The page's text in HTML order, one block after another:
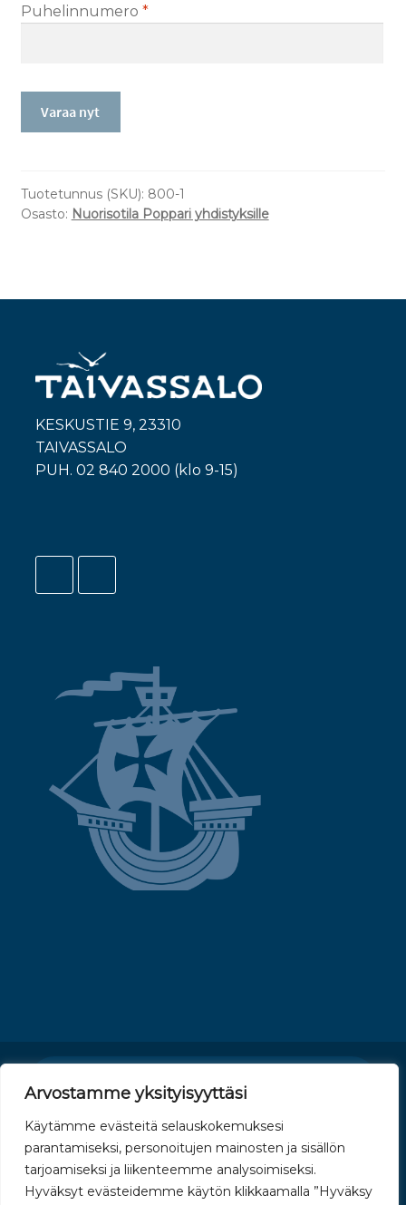
Arvostamme yksityisyyttäsi
Käytämme evästeitä selauskokemuksesi
parantamiseksi, personoitujen mainosten ja sisällön
tarjoamiseksi ja liikenteemme analysoimiseksi.
Hyväksyt evästeidemme käytön klikkaamalla ”Hyväksy
Puhelinnumero *
Varaa nyt
Tuotetunnus (SKU): 800-1
Osasto: Nuorisotila Poppari yhdistyksille
KESKUSTIE 9, 23310
TAIVASSALO
PUH. 02 840 2000 (klo 9-15)
Tietosuojaseloste
Toimitusehdot
Saavutettavuusseloste